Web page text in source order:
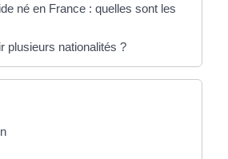
né en France : quelles sont les
plusieurs nationalités ?